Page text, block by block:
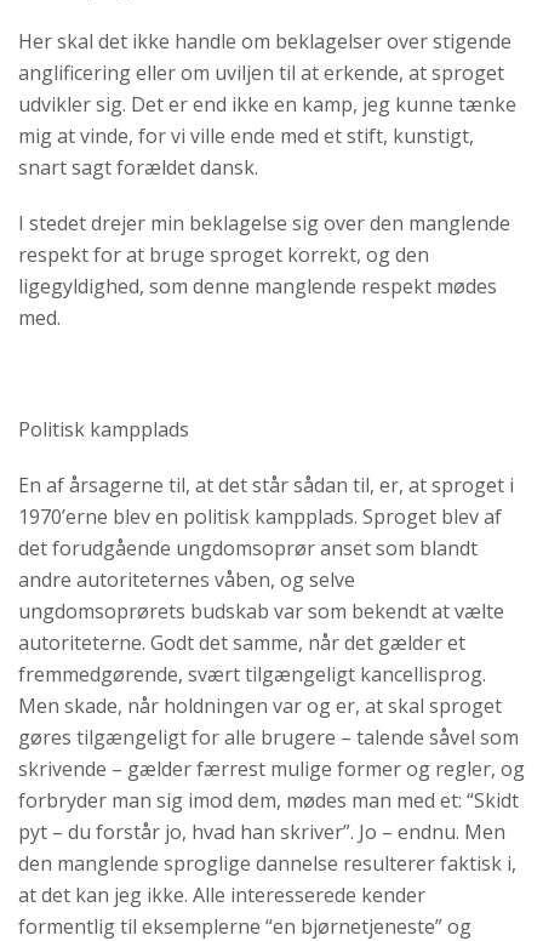
Her skal det ikke handle om beklagelser over stigende
anglificering eller om uviljen til at erkende, at sproget
udvikler sig. Det er end ikke en kamp, jeg kunne tænke
mig at vinde, for vi ville ende med et stift, kunstigt,
snart sagt forældet dansk.
I stedet drejer min beklagelse sig over den manglende
respekt for at bruge sproget korrekt, og den
ligegyldighed, som denne manglende respekt mødes
med.
Politisk kampplads
En af årsagerne til, at det står sådan til, er, at sproget i
1970’erne blev en politisk kampplads. Sproget blev af
det forudgående ungdomsoprør anset som blandt
andre autoriteternes våben, og selve
ungdomsoprørets budskab var som bekendt at vælte
autoriteterne. Godt det samme, når det gælder et
fremmedgørende, svært tilgængeligt kancellisprog.
Men skade, når holdningen var og er, at skal sproget
gøres tilgængeligt for alle brugere – talende såvel som
skrivende – gælder færrest mulige former og regler, og
forbryder man sig imod dem, mødes man med et: “Skidt
pyt – du forstår jo, hvad han skriver”. Jo – endnu. Men
den manglende sproglige dannelse resulterer faktisk i,
at det kan jeg ikke. Alle interesserede kender
formentlig til eksemplerne “en bjørnetjeneste” og